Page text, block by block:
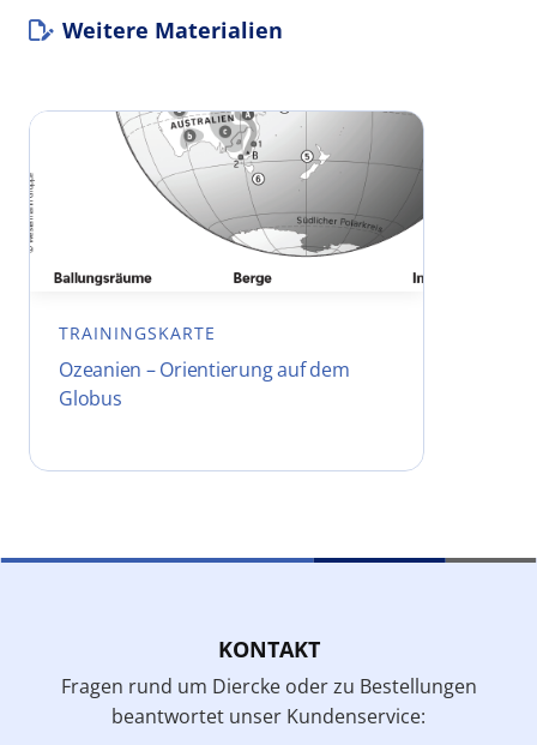
Weitere Materialien
TRAININGSKARTE
Ozeanien – Orientierung auf dem
Globus
KONTAKT
Fragen rund um Diercke oder zu Bestellungen
beantwortet unser Kundenservice: